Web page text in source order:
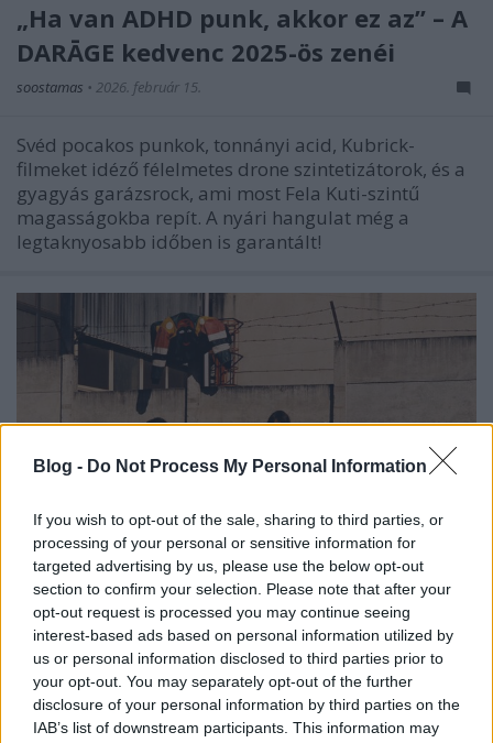
Blog - Do Not Process My Personal Information
If you wish to opt-out of the sale, sharing to third parties, or
processing of your personal or sensitive information for
targeted advertising by us, please use the below opt-out
section to confirm your selection. Please note that after your
opt-out request is processed you may continue seeing
interest-based ads based on personal information utilized by
us or personal information disclosed to third parties prior to
your opt-out. You may separately opt-out of the further
disclosure of your personal information by third parties on the
IAB’s list of downstream participants. This information may
„Ha van ADHD punk, akkor ez az” – A
DARĀGE kedvenc 2025-ös zenéi
soostamas • 2026. február 15.
Svéd pocakos punkok, tonnányi acid, Kubrick-
filmeket idéző félelmetes drone szintetizátorok, és a
gyagyás garázsrock, ami most Fela Kuti-szintű
magasságokba repít. A nyári hangulat még a
legtaknyosabb időben is garantált!
Kicsit gyagya világvége. DARĀGE:
2045 (lemezkritika)
RRRecorder•2025. július 03.